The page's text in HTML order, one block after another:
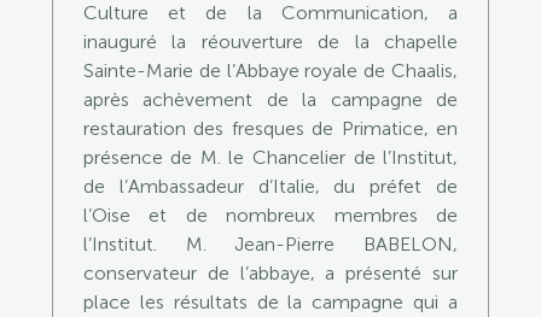
Culture et de la Communication, a
inauguré la réouverture de la chapelle
Sainte-Marie de l’Abbaye royale de Chaalis,
après achèvement de la campagne de
restauration des fresques de Primatice, en
présence de M. le Chancelier de l’Institut,
de l’Ambassadeur d’Italie, du préfet de
l’Oise et de nombreux membres de
l’Institut. M. Jean-Pierre BABELON,
conservateur de l’abbaye, a présenté sur
place les résultats de la campagne qui a